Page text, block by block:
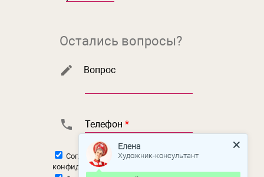
Остались вопросы?
Вопрос
Телефон *
Согласен с политикой
конфиденциальности
Елена
Художник-консультант